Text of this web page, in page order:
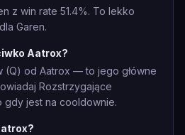
z win rate 51.4%. To lekko
Garen.
Aatrox?
(Q) od Aatrox — to jego główne
Rozstrzygające
jest na cooldownie.